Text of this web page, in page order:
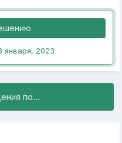
января, 2023
по...